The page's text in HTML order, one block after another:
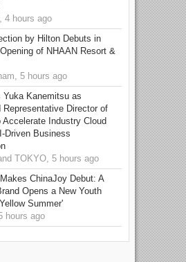
4 hours ago
by Hilton Debuts in
of NHAAN Resort &
5 hours ago
Yuka Kanemitsu as
Representative Director of
Accelerate Industry Cloud
Driven Business
TOKYO, 5 hours ago
ChinaJoy Debut: A
Opens a New Youth
Summer'
hours ago